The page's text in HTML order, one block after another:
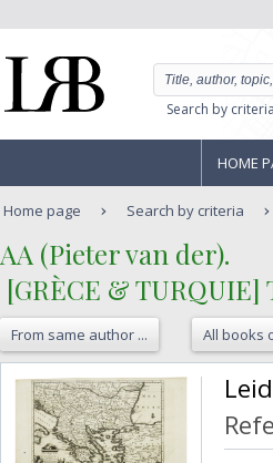
Search by criteria
HOME
Home page Search by criteria
‎AA (Pieter van der).‎
[GRÈCE &
From same author ... All books